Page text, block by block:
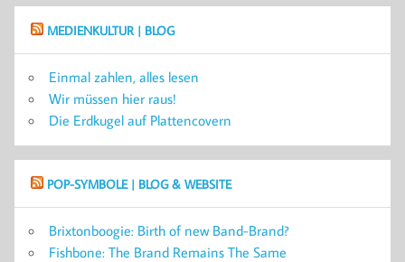
MEDIENKULTUR | BLOG
Einmal zahlen, alles lesen
Wir müssen hier raus!
Die Erdkugel auf Plattencovern
POP-SYMBOLE | BLOG & WEBSITE
Brixtonboogie: Birth of new Band-Brand?
Fishbone: The Brand Remains The Same